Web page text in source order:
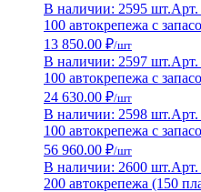
В наличии: 2595 шт.Арт.
100 автокрепежа с
13 850.00 ₽/шт
В наличии: 2597 шт.Арт.
100 автокрепежа с
24 630.00 ₽/шт
В наличии: 2598 шт.Арт.
100 автокрепежа с
56 960.00 ₽/шт
В наличии: 2600 шт.Арт.
200 автокрепежа (150